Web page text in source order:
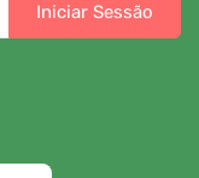
Iniciar Sessão